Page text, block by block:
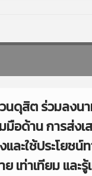
นดุสิต ร่วมลงน
อด้าน การส่งเ
และใช้ประโยช
เท่าเทียม และรู้